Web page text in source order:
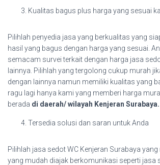
Kualitas bagus plus harga yang sesuai
Pilihlah penyedia jasa yang berkualitas yang
hasil yang bagus dengan harga yang sesuai.
semacam survei terkait dengan harga jasa
lainnya. Pilihlah yang tergolong cukup murah
dengan lainnya namun memiliki kualitas yang
ragu lagi hanya kami yang memberi harga
berada di daerah/ wilayah Kenjeran Surabaya.
Tersedia solusi dan saran untuk Anda
Pilihlah jasa sedot WC Kenjeran Surabaya
yang mudah diajak berkomunikasi seperti jasa